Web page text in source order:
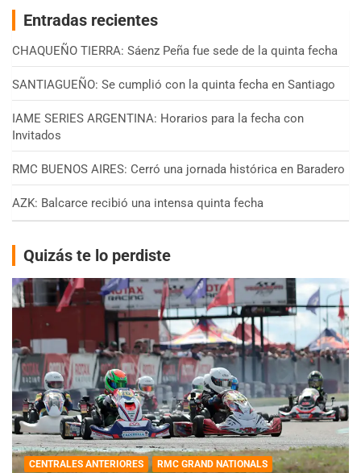
Entradas recientes
CHAQUEÑO TIERRA: Sáenz Peña fue sede de la quinta fecha
SANTIAGUEÑO: Se cumplió con la quinta fecha en Santiago
IAME SERIES ARGENTINA: Horarios para la fecha con
Invitados
RMC BUENOS AIRES: Cerró una jornada histórica en Baradero
AZK: Balcarce recibió una intensa quinta fecha
Quizás te lo perdiste
CENTRALES ANTERIORES RMC GRAND NATIONALS